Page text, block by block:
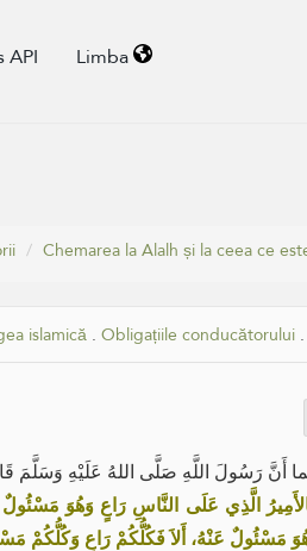
API Limba
Chemarea la Alalh și la ceea ce
islamică. Obligațiile conducătorului .
أَنَّ رَسُولَ اللَّهِ صَلَّى اللهُ عَلَيْهِ وَسَلَّمَ
الَّذِي عَلَى النَّاسِ رَاعٍ وَهُوَ
مَسْئُولٌ عَنْهُ، أَلاَ فَكُلُّكُمْ رَاعٍ وَكُلُّكُمْ